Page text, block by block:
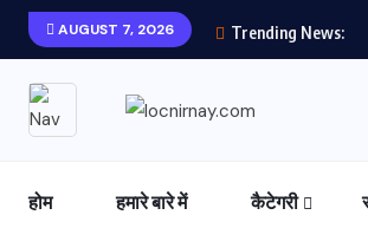
AUGUST 7, 2026 Trending News:
होम हमारे बारे में कैटेगरी